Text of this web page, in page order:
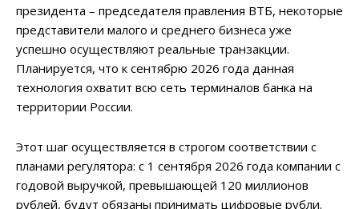
президента – председателя правления ВТБ, некоторые
представители малого и среднего бизнеса уже
успешно осуществляют реальные транзакции.
Планируется, что к сентябрю 2026 года данная
технология охватит всю сеть терминалов банка на
территории России.
Этот шаг осуществляется в строгом соответствии с
планами регулятора: с 1 сентября 2026 года компании с
годовой выручкой, превышающей 120 миллионов
рублей, будут обязаны принимать цифровые рубли.